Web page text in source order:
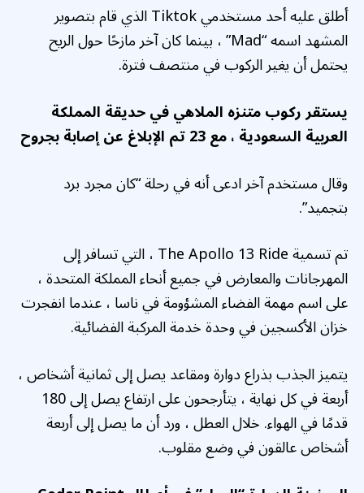
أطلق عليه أحد مستخدمي Tiktok الذي قام بتصوير
المشهد اسمه “Mad” ، بينما كان آخر مازحًا حول الريح
يحتمل أن يغير الركوب في منتصف فترة.
يستقر ركوب متنزه الملاهي في حديقة المملكة
العربية السعودية ، مع 23 تم الإبلاغ عن إصابة بجروح
وقال مستخدم آخر ادعى أنه في رحلة “كان مجرد برد
بتجميد”.
تم تسمية The Apollo 13 Ride ، التي تسافر إلى
المهرجانات والمعارض في جميع أنحاء المملكة المتحدة ،
على اسم مهمة الفضاء المشؤومة في ناسا ، عندما انفجرت
خزان الأكسجين في وحدة خدمة المركبة الفضائية.
يتميز الجذب بذراع دوارة ومقاعد يصل إلى ثمانية أشخاص ،
أربعة في كل نهاية ، يتأرجحون على ارتفاع يصل إلى 180
قدمًا في الهواء. خلال العطل ، ورد أن ما يصل إلى أربعة
أشخاص عالقون في وضع مقلوب.